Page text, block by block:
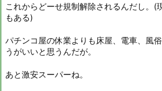
これからどーせ規制解除されるんだし。(
もある)
パチンコ屋の休業よりも床屋、電車、風
うがいいと思うんだが。
あと激安スーパーね。